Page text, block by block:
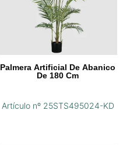
Palmera Artificial De Abanico
De 180 Cm
Artículo nº 25STS495024-KD